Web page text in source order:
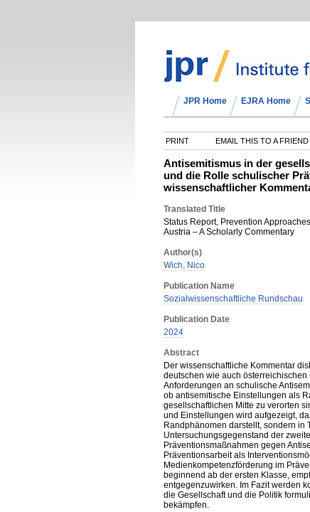
JPR Home EJRA Home
PRINT EMAIL THIS TO A FRIEND
Antisemitismus in der
und die Rolle schulischer
wissenschaftlicher
Translated Title
Status Report, Prevention
Austria – A Scholarly Commentary
Author(s)
Wich, Nico
Publication Name
Sozialwissenschaftliche Rundschau
Publication Date
2024
Abstract
Der wissenschaftliche Kommentar
deutschen wie auch
Anforderungen an schulische
ob antisemitische Einstellungen als
gesellschaftlichen Mitte zu verorten
und Einstellungen wird aufgezeigt,
Randphänomen darstellt, sondern in
Untersuchungsgegenstand der
Präventionsmaßnahmen gegen
Präventionsarbeit als
Medienkompetenzförderung im
beginnend ab der ersten Klasse,
entgegenzuwirken. Im Fazit werden
die Gesellschaft und die Politik
bekämpfen.